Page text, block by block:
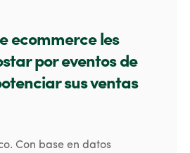
ecommerce les
por eventos de
sus ventas
Con base en datos